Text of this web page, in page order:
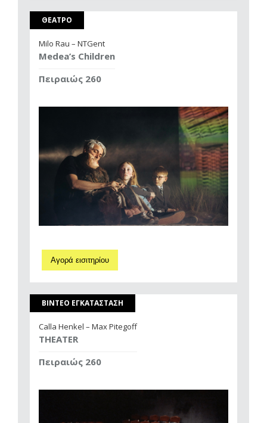
ΘΕΑΤΡΟ
Milo Rau – NTGent
Medea’s Children
Πειραιώς 260
Αγορά εισιτηρίου
ΒΙΝΤΕΟ ΕΓΚΑΤΑΣΤΑΣΗ
Calla Henkel – Max Pitegoff
THEATER
Πειραιώς 260